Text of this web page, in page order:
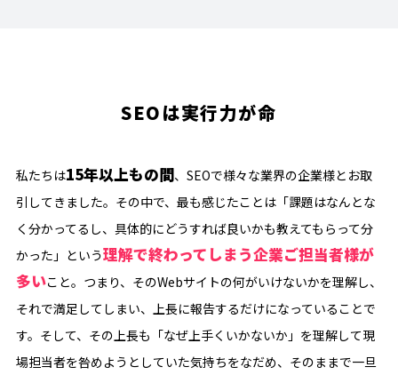
SEOは実行力が命
私たちは15年以上もの間、SEOで様々な業界の企業様とお取
引してきました。その中で、最も感じたことは「課題はなんとな
く分かってるし、具体的にどうすれば良いかも教えてもらって分
かった」という理解で終わってしまう企業ご担当者様が
多いこと。つまり、そのWebサイトの何がいけないかを理解し、
それで満足してしまい、上長に報告するだけになっていることで
す。そして、その上長も「なぜ上手くいかないか」を理解して現
場担当者を咎めようとしていた気持ちをなだめ、そのままで一旦